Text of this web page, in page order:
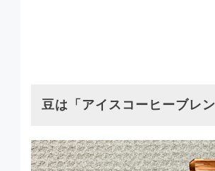
豆は「アイスコーヒーブレ